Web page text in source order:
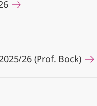
26 (Prof. Bock)